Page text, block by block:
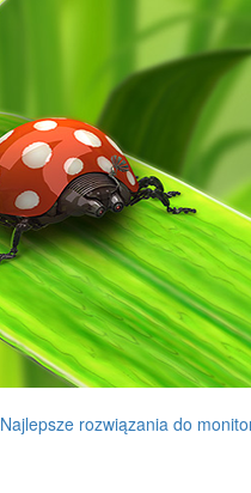
Najlepsze rozwiązania do